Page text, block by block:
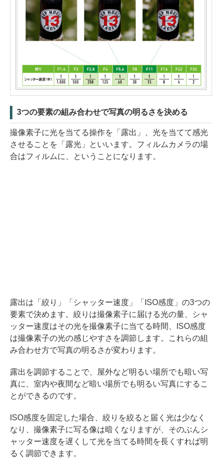
3つの要素の組み合わせで写真の明るさを決める
撮像素子に光を当てる操作を「露出」、光を当てて感光
させることを「露光」といいます。フィルムカメラの場
合はフィルムに、ということになります。
露出は「絞り」「シャッター速度」「ISO感度」の3つの
要素で決めます。絞りは撮像素子に届ける光の量、シャ
ッター速度はその光を撮像素子に当てる時間、ISO感度
は撮像素子の光の感じやすさを調節します。これらの組
み合わせ方で写真の明るさが変わります。
露出を調節することで、屋外など明るい場所でも暗い写
真に、室内や夜間など暗い場所でも明るい写真にするこ
とができるのです。
ISO感度を固定した場合、絞りを絞ると届く光は少なく
なり、撮像素子に写る像は暗くなりますが、そのぶんシ
ャッター速度を遅くして光を当てる時間を長くすれば明
るく調節できます。